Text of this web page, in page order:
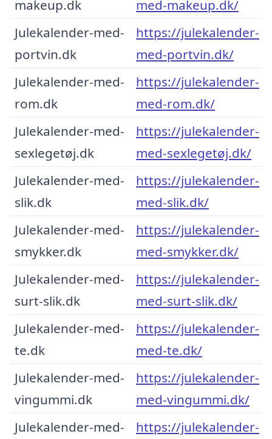
makeup.dk
med-makeup.dk/
Julekalender-med-
portvin.dk
https://julekalender-
med-portvin.dk/
Julekalender-med-
rom.dk
https://julekalender-
med-rom.dk/
Julekalender-med-
sexlegetøj.dk
https://julekalender-
med-sexlegetøj.dk/
Julekalender-med-
slik.dk
https://julekalender-
med-slik.dk/
Julekalender-med-
smykker.dk
https://julekalender-
med-smykker.dk/
Julekalender-med-
surt-slik.dk
https://julekalender-
med-surt-slik.dk/
Julekalender-med-
te.dk
https://julekalender-
med-te.dk/
Julekalender-med-
vingummi.dk
https://julekalender-
med-vingummi.dk/
Julekalender-med-
https://julekalender-